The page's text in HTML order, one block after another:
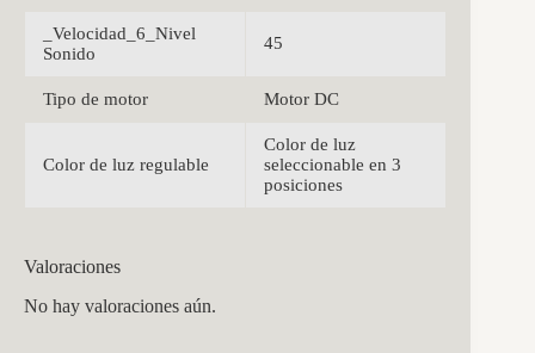
_Velocidad_6_Nivel
Sonido
45
Tipo de motor Motor DC
Color de luz regulable
Color de luz
seleccionable en 3
posiciones
Valoraciones
No hay valoraciones aún.